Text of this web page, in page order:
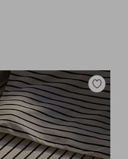
Tilføj
til
favoritter